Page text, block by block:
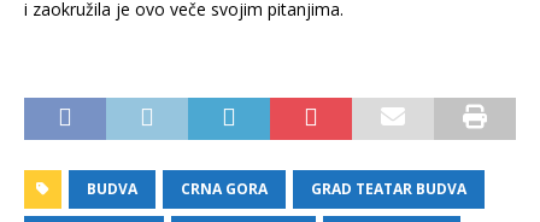
i zaokružila je ovo veče svojim pitanjima.
BUDVA CRNA GORA GRAD TEATAR BUDVA